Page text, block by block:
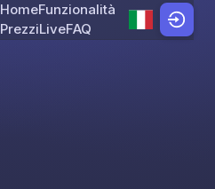
Skip to content
HomeFunzionalità
PrezziLiveFAQ